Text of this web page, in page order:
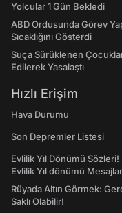
Yolcular 1 Gün Bekledi
ABD Ordusunda Görev
Sıcaklığını Gösterdi
Suça Sürüklenen
Edilerek Yasalaştı
Hızlı Erişim
Hava Durumu
Son Depremler Listesi
Evlilik Yıl Dönümü
Evlilik Yıl dönümü
Rüyada Altın Görmek:
Saklı Olabilir!